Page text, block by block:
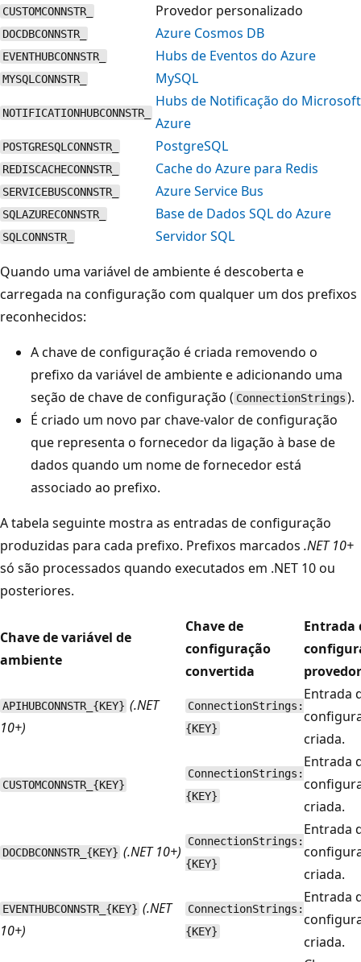
CUSTOMCONNSTR_ Provedor personalizado
DOCDBCONNSTR_ Azure Cosmos DB
EVENTHUBCONNSTR_ Hubs de Eventos do Azure
MYSQLCONNSTR_ MySQL
NOTIFICATIONHUBCONNSTR_
Hubs de Notificação do Microsoft
Azure
POSTGRESQLCONNSTR_ PostgreSQL
REDISCACHECONNSTR_ Cache do Azure para Redis
SERVICEBUSCONNSTR_ Azure Service Bus
SQLAZURECONNSTR_ Base de Dados SQL do Azure
SQLCONNSTR_
Servidor SQL
Quando uma variável de ambiente é descoberta e
carregada na configuração com qualquer um dos prefixos
reconhecidos:
A chave de configuração é criada removendo o
prefixo da variável de ambiente e adicionando uma
seção de chave de configuração ( ConnectionStrings ).
É criado um novo par chave-valor de configuração
que representa o fornecedor da ligação à base de
dados quando um nome de fornecedor está
associado ao prefixo.
A tabela seguinte mostra as entradas de configuração
produzidas para cada prefixo. Prefixos marcados .NET 10+
só são processados quando executados em .NET 10 ou
posteriores.
Chave de variável de
ambiente
Chave de
configuração
convertida
Entrada
provedor
APIHUBCONNSTR_{KEY} (.NET
10+)
ConnectionStrings:
{KEY}
Entrada
criada.
CUSTOMCONNSTR_{KEY}
ConnectionStrings:
{KEY}
Entrada
criada.
DOCDBCONNSTR_{KEY} (.NET 10+)
ConnectionStrings:
{KEY}
Entrada
criada.
EVENTHUBCONNSTR_{KEY} (.NET
10+)
ConnectionStrings:
{KEY}
Entrada
criada.